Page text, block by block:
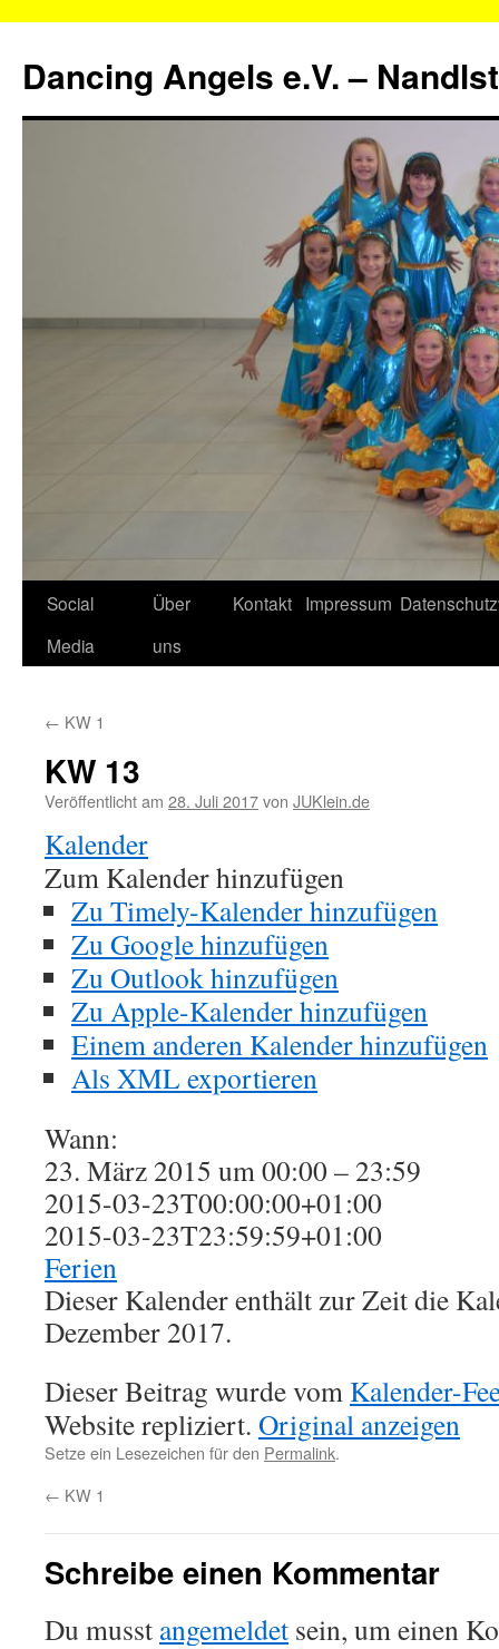
springen
Dancing Angels e.V. –
Social
Media
Über
uns
Kontakt Impressum
← KW 1
KW 13
Veröffentlicht am 28. Juli 2017von JUKlein.de
Kalender
Zum Kalender hinzufügen
Zu Timely-Kalender hinzufügen
Zu Google hinzufügen
Zu Outlook hinzufügen
Zu Apple-Kalender hinzufügen
Einem anderen Kalender hinzufügen
Als XML exportieren
Wann:
23. März 2015 um 00:00 – 23:59
2015-03-23T00:00:00+01:00
2015-03-23T23:59:59+01:00
Ferien
Dieser Kalender enthält zur Zeit die
Dezember 2017.
Dieser Beitrag wurde vom Kalender-
Website repliziert. Original anzeigen
Setze ein Lesezeichen für den Permalink.
← KW 1
Schreibe einen Kommentar
Du musst angemeldet sein, um einen